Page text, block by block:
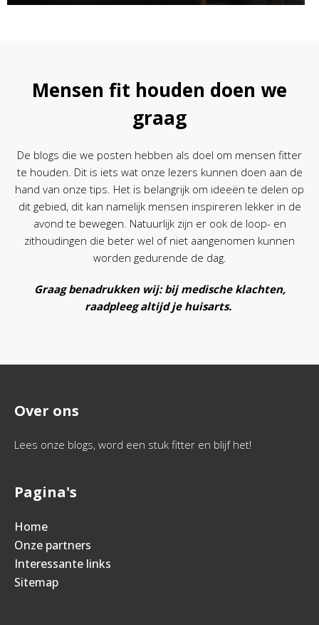
Mensen fit houden doen we
graag
De blogs die we posten hebben als doel om mensen fitter
te houden. Dit is iets wat onze lezers kunnen doen aan de
hand van onze tips. Het is belangrijk om ideeën te delen op
dit gebied, dit kan namelijk mensen inspireren lekker in de
avond te bewegen. Natuurlijk zijn er ook de loop- en
zithoudingen die beter wel of niet aangenomen kunnen
worden gedurende de dag.
Graag benadrukken wij:bij medische klachten,
raadpleeg altijd je huisarts.
Over ons
Lees onze blogs, word een stuk fitter en blijf het!
Pagina's
Home
Onze partners
Interessante links
Sitemap